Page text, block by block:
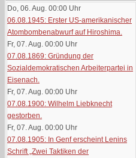
Do, 06. Aug. 00:00 Uhr
06.08.1945: Erster US-amerikanischer
Atombombenabwurf auf Hiroshima.
Fr, 07. Aug. 00:00 Uhr
07.08.1869: Gründung der
Sozialdemokratischen Arbeiterpartei in
Eisenach.
Fr, 07. Aug. 00:00 Uhr
07.08.1900: Wilhelm Liebknecht
gestorben.
Fr, 07. Aug. 00:00 Uhr
07.08.1905: In Genf erscheint Lenins
Schrift „Zwei Taktiken der